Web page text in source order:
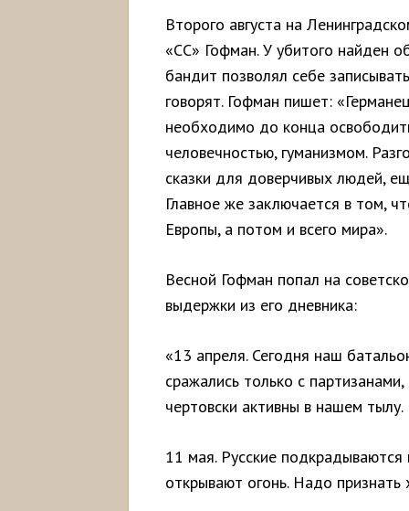
Второго августа на
«СС» Гофман. У убитого найден
бандит позволял себе
говорят. Гофман пишет:
необходимо до конца
человечностью, гуманизмом.
сказки для доверчивых людей,
Главное же заключается в том,
Европы, а потом и всего мира».
Весной Гофман попал на
выдержки из его дневника:
«13 апреля. Сегодня наш
сражались только с
чертовски активны в нашем
11 мая. Русские
открывают огонь. Надо признать